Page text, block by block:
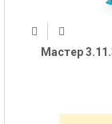
Мастер